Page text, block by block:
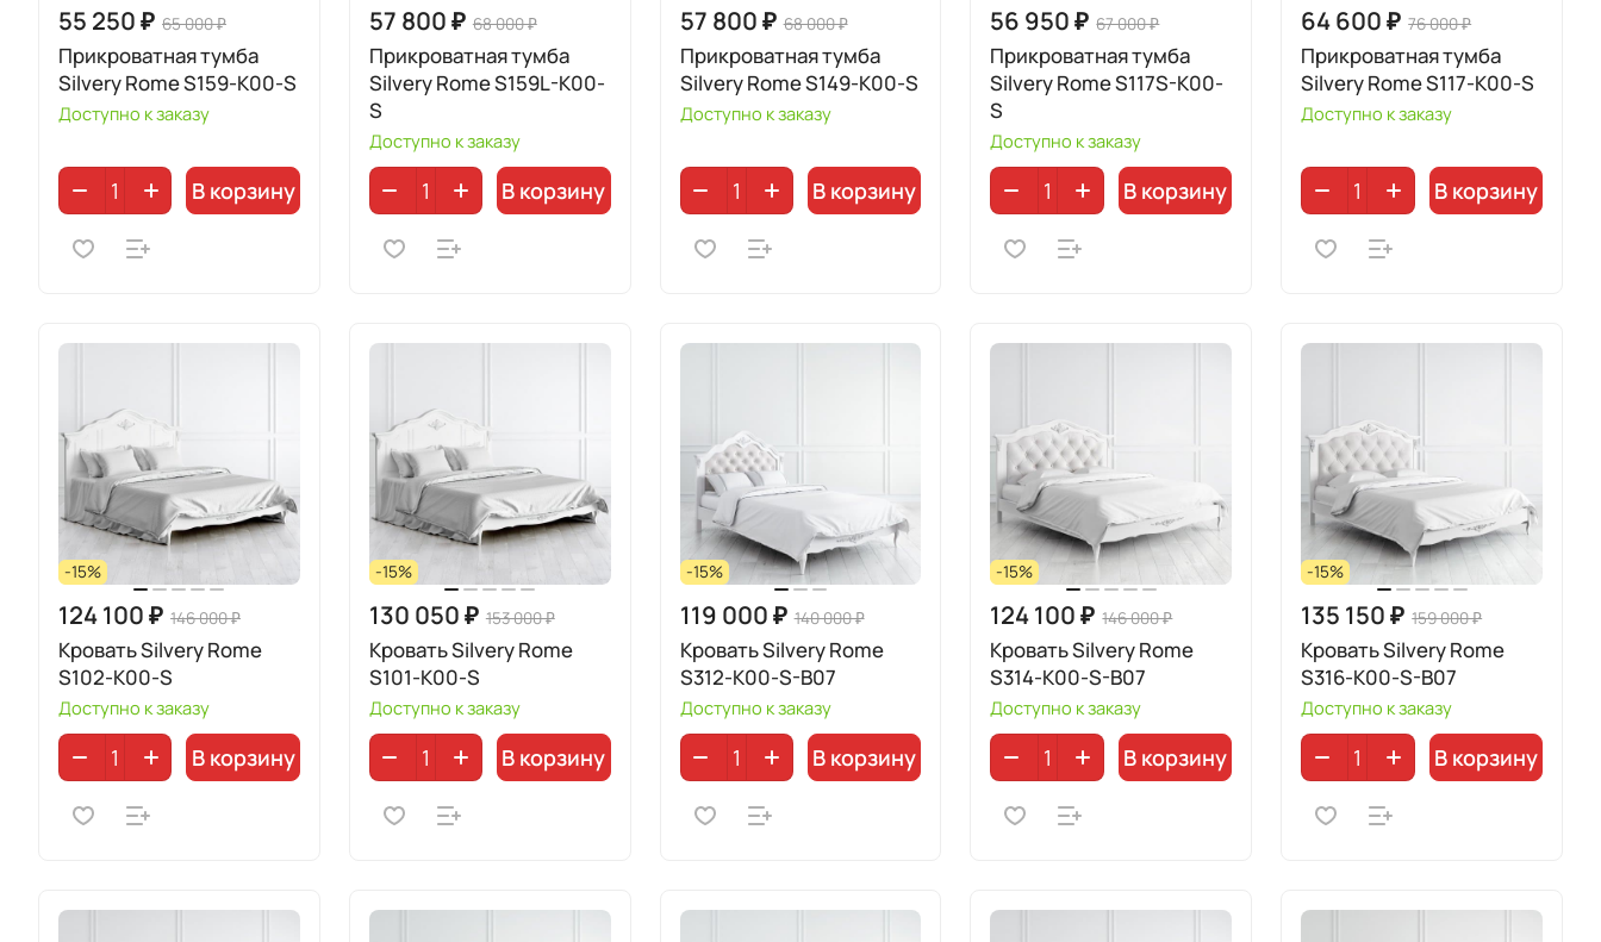
55 250 ₽ 65 000 ₽
Прикроватная тумба
Silvery Rome S159-K00-S
Доступно к заказу
В корзину
57 800 ₽ 68 000 ₽
Прикроватная тумба
Silvery Rome S159L-K00-
S
Доступно к заказу
В корзину
57 800 ₽ 68 000 ₽
Прикроватная тумба
Silvery Rome S149-K00-S
Доступно к заказу
В корзину
56 950 ₽ 67 000 ₽
Прикроватная тумба
Silvery Rome S117S-K00-
S
Доступно к заказу
В корзину
64 600 ₽ 76 000 ₽
Прикроватная тумба
Silvery Rome S117-K00-S
Доступно к заказу
В корзину
-15%
124 100 ₽ 146 000 ₽
Кровать Silvery Rome
S102-K00-S
Доступно к заказу
В корзину
-15%
130 050 ₽ 153 000 ₽
Кровать Silvery Rome
S101-K00-S
Доступно к заказу
В корзину
-15%
119 000 ₽ 140 000 ₽
Кровать Silvery Rome
S312-K00-S-B07
Доступно к заказу
В корзину
-15%
124 100 ₽ 146 000 ₽
Кровать Silvery Rome
S314-K00-S-B07
Доступно к заказу
В корзину
-15%
135 150 ₽ 159 000 ₽
Кровать Silvery Rome
S316-K00-S-B07
Доступно к заказу
В корзину